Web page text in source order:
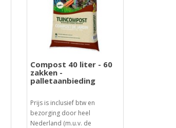
Compost 40 liter - 60
zakken -
palletaanbieding
Prijs is inclusief btw en
bezorging door heel
Nederland (m.u.v. de